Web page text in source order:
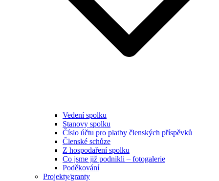
Vedení spolku
Stanovy spolku
Číslo účtu pro platby členských příspěvků
Členské schůze
Z hospodaření spolku
Co jsme již podnikli – fotogalerie
Poděkování
Projekty⁄granty